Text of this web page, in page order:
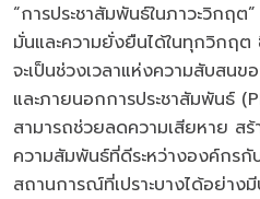
“การประชาสัมพันธ์ในภาวะวิกฤต
มั่นและความยั่งยืนได้ในทุกวิกฤ
จะเป็นช่วงเวลาแห่งความสับสน
และภายนอกการประชาสัมพันธ์
สามารถช่วยลดความเสียหาย สร้
ความสัมพันธ์ที่ดีระหว่างองค์กรกั
สถานการณ์ที่เปราะบางได้อย่าง